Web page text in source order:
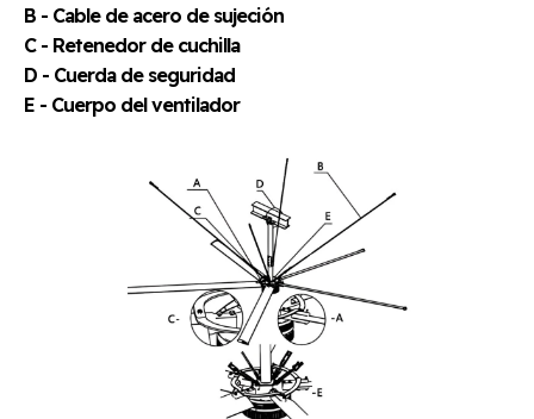
B - Cable de acero de sujeción
C - Retenedor de cuchilla
D - Cuerda de seguridad
E - Cuerpo del ventilador